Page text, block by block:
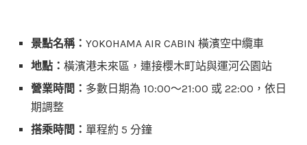
景點名稱： YOKOHAMA AIR CABIN 橫濱空中纜車
地點： 橫濱港未來區，連接櫻木町站與運河公園站
營業時間： 多數日期為 10:00～21:00 或 22:00，依日
期調整
搭乘時間： 單程約 5 分鐘